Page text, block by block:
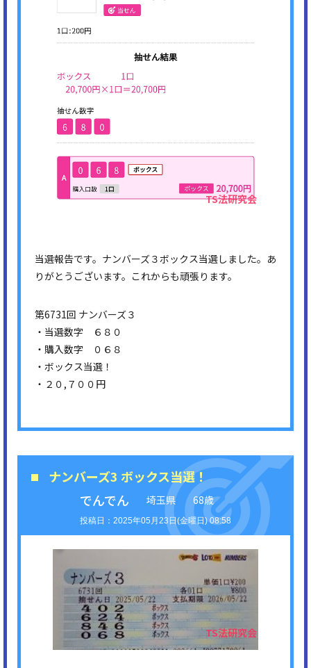
当選報告です。ナンバーズ３ボックス当選しました。あ
りがとうございます。これからも頑張ります。
第6731回 ナンバーズ３
・当選数字 ６８０
・購入数字 ０６８
・ボックス当選！
・２０,７００円
ナンバーズ3 ボックス当選！
でんでん
埼玉県 68歳
2025年05月23日(金曜日) 08:58